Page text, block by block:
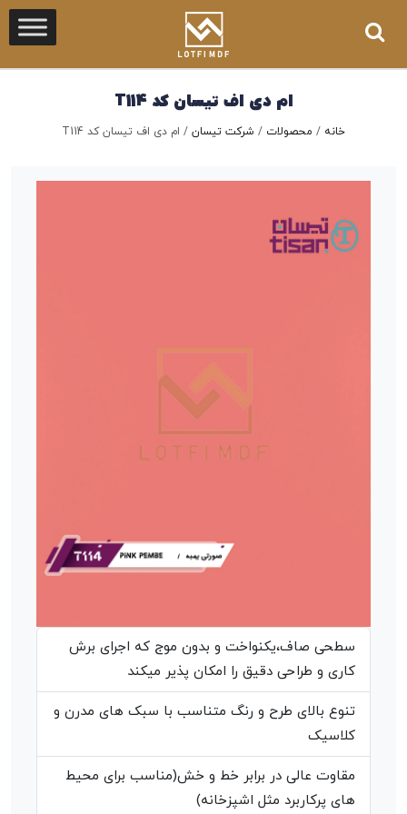
ام دی اف تیسان کد T114
خانه / محصولات / شرکت تیسان / ام دی اف تیسان کد T114
سطحی صاف،یکنواخت و بدون موج که اجرای برش
کاری و طراحی دقیق را امکان پذیر میکند
تنوع بالای طرح و رنگ متناسب با سبک های مدرن و
کلاسیک
مقاوت عالی در برابر خط و خش(مناسب برای محیط
های پرکاربرد مثل اشپزخانه)